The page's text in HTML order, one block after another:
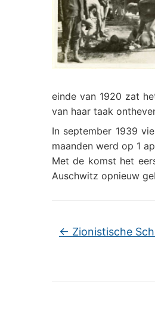
einde van 1920 zat
van haar taak
In september 1939
maanden werd op 1
Met de komst het
Auschwitz opnieuw
← Zionistische